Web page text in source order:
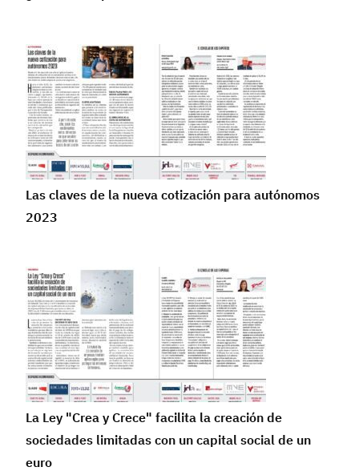
Las claves de la nueva cotización para autónomos
2023
La Ley "Crea y Crece" facilita la creación de
sociedades limitadas con un capital social de un
euro